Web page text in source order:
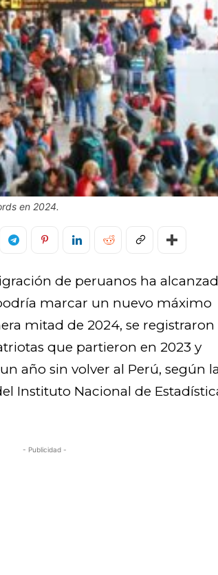
en 2024.
de peruanos ha
marcar un nuevo máximo
mitad de 2024, se registraron
que partieron en 2023 y
año sin volver al Perú, según
Instituto Nacional de
- Publicidad -